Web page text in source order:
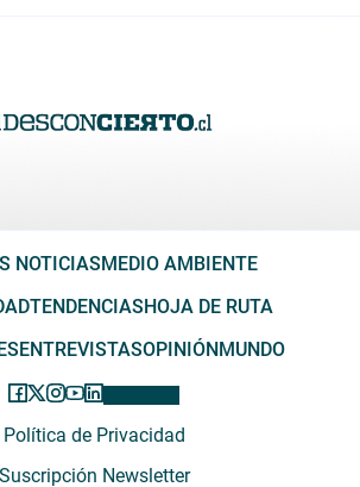
NOTICIAS MEDIO AMBIENTE
TENDENCIAS HOJA DE RUTA
ENTREVISTASOPINIÓN MUNDO
Política de Privacidad
Suscripción Newsletter